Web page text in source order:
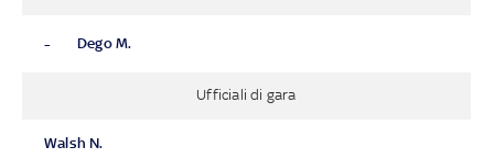
- Dego M.
Ufficiali di gara
Walsh N.